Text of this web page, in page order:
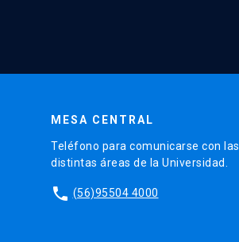
MESA CENTRAL
Teléfono para comunicarse con las
distintas áreas de la Universidad.
phone (56)95504 4000